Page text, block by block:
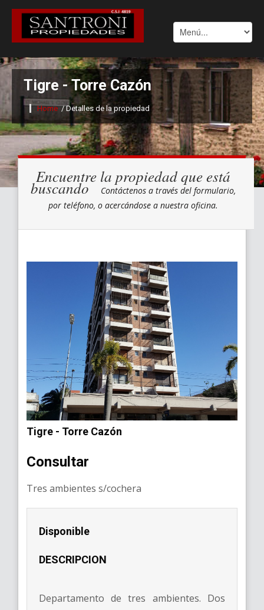
Tigre - Torre Cazón
Home / Detalles de la propiedad
Encuentre la propiedad que está
buscando
Contáctenos a través del formulario,
por teléfono, o acercándose a nuestra oficina.
Tigre - Torre Cazón
Consultar
Tres ambientes s/cochera
Disponible
DESCRIPCION
Departamento de tres ambientes. Dos